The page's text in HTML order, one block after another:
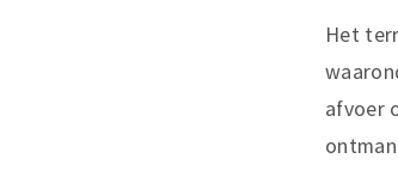
Het
afvoer